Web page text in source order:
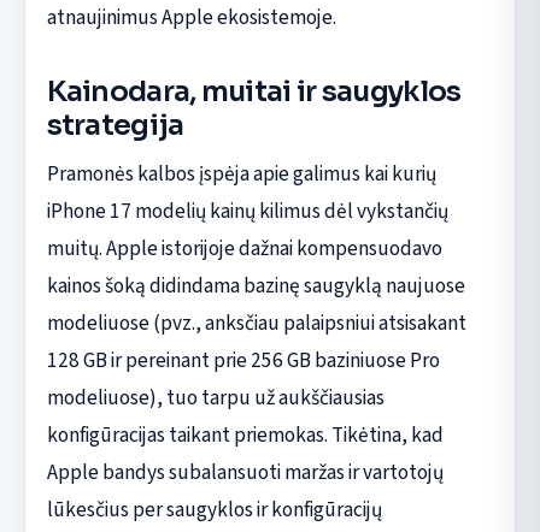
atnaujinimus Apple ekosistemoje.
Kainodara, muitai ir saugyklos
strategija
Pramonės kalbos įspėja apie galimus kai kurių
iPhone 17 modelių kainų kilimus dėl vykstančių
muitų. Apple istorijoje dažnai kompensuodavo
kainos šoką didindama bazinę saugyklą naujuose
modeliuose (pvz., anksčiau palaipsniui atsisakant
128 GB ir pereinant prie 256 GB baziniuose Pro
modeliuose), tuo tarpu už aukščiausias
konfigūracijas taikant priemokas. Tikėtina, kad
Apple bandys subalansuoti maržas ir vartotojų
lūkesčius per saugyklos ir konfigūracijų